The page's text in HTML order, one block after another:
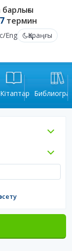
термин
/Eng
Қараңғы
Кітаптар